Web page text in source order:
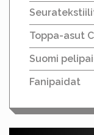
Toppa-asut
Suomi
Fanipaidat